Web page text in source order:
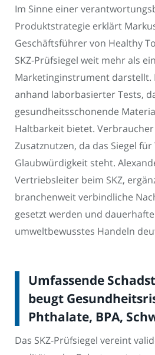
Im Sinne einer
Produktstrategie erklärt
Geschäftsführer von Healthy
SKZ-Prüfsiegel weit mehr als ein
Marketinginstrument darstellt.
anhand laborbasierter Tests,
gesundheitsschonende
Haltbarkeit bietet.
Zusatznutzen, da das Siegel
Glaubwürdigkeit steht.
Vertriebsleiter beim SKZ,
branchenweit verbindliche
gesetzt werden und
umweltbewusstes Handeln
Umfassende
beugt
Phthalate, BPA,
Das SKZ-Prüfsiegel vereint